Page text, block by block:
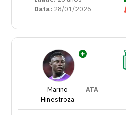
Data: 28/01/2026
Marino
Hinestroza
ATA